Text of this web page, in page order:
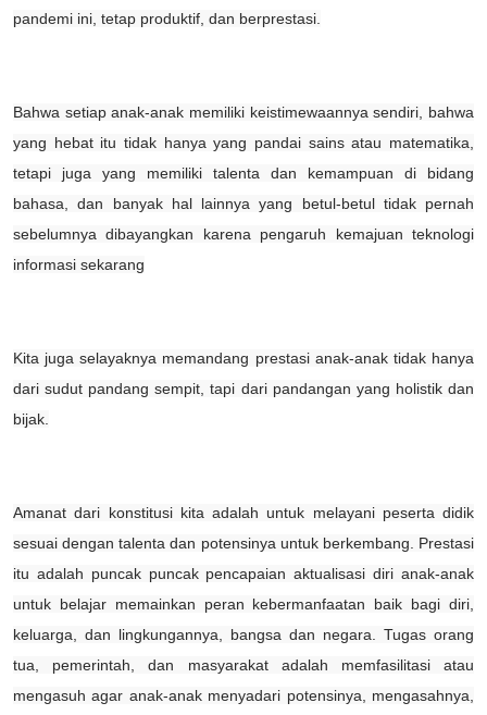
pandemi ini, tetap produktif, dan berprestasi.
Bahwa setiap anak-anak memiliki keistimewaannya sendiri, bahwa
yang hebat itu tidak hanya yang pandai sains atau matematika,
tetapi juga yang memiliki talenta dan kemampuan di bidang
bahasa, dan banyak hal lainnya yang betul-betul tidak pernah
sebelumnya dibayangkan karena pengaruh kemajuan teknologi
informasi sekarang
Kita juga selayaknya memandang prestasi anak-anak tidak hanya
dari sudut pandang sempit, tapi dari pandangan yang holistik dan
bijak
Amanat dari konstitusi kita adalah untuk melayani peserta didik
sesuai dengan talenta dan potensinya untuk berkembang. Prestasi
itu adalah puncak puncak pencapaian aktualisasi diri anak-anak
untuk belajar memainkan peran kebermanfaatan baik bagi diri,
keluarga, dan lingkungannya, bangsa dan negara . Tugas orang
tua, pemerintah, dan masyarakat adalah memfasilitasi atau
mengasuh agar anak-anak menyadari potensinya, mengasahnya,